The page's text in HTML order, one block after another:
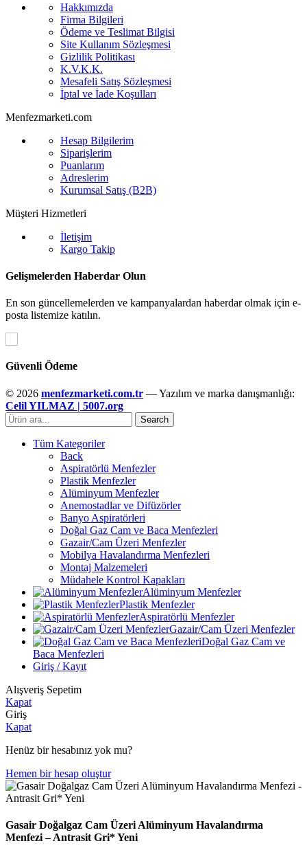
Hakkımızda
Firma Bilgileri
Ödeme ve Teslimat Bilgisi
Site Kullanım Sözleşmesi
Gizlilik Politikası
K.V.K.K.
Mesafeli Satış Sözleşmesi
İptal ve İade Koşulları
Menfezmarketi.com
Hesap Bilgilerim
Siparişlerim
Puanlarım
Adreslerim
Kurumsal Satış (B2B)
Müşteri Hizmetleri
İletişim
Kargo Takip
Gelişmelerden Haberdar Olun
En son güncellemelerden ve kampanyalardan haberdar olmak için e-
posta listemize katılın.
Güvenli Ödeme
© 2026 menfezmarketi.com.tr — Yazılım ve marka danışmanlığı:
Celil YILMAZ | 5007.org
Search
Tüm Kategoriler
Back
Aspiratörlü Menfezler
Plastik Menfezler
Alüminyum Menfezler
Anemostadlar ve Difüzörler
Banyo Aspiratörleri
Doğal Gaz Cam ve Baca Menfezleri
Gazair/Cam Üzeri Menfezler
Mobilya Havalandırma Menfezleri
Montaj Malzemeleri
Müdahele Kontrol Kapakları
Alüminyum Menfezler
Plastik Menfezler
Aspiratörlü Menfezler
Gazair/Cam Üzeri Menfezler
Doğal Gaz Cam ve
Baca Menfezleri
Giriş / Kayıt
Alışveriş Sepetim
Kapat
Giriş
Kapat
Henüz bir hesabınız yok mu?
Hemen bir hesap oluştur
Gasair Doğalgaz Cam Üzeri Alüminyum Havalandırma
Menfezi – Antrasit Gri* Yeni